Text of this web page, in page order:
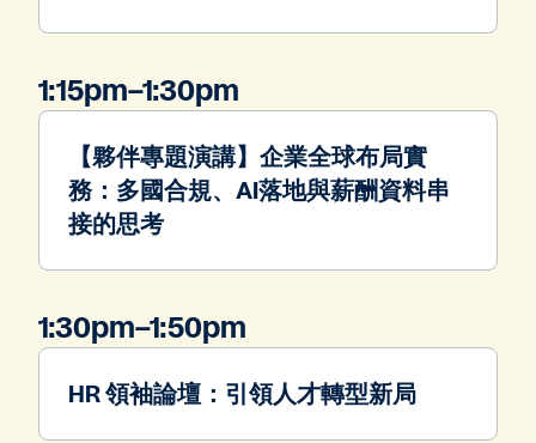
1:15pm–1:30pm
【夥伴專題演講】企業全球布局實
務：多國合規、AI落地與薪酬資料串
接的思考
1:30pm–1:50pm
HR 領袖論壇：引領人才轉型新局